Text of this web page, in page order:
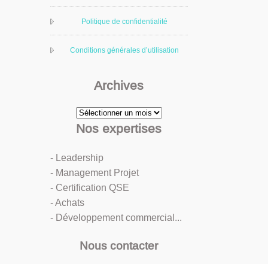
Politique de confidentialité
Conditions générales d’utilisation
Archives
Archives
Nos expertises
- Leadership
- Management Projet
- Certification QSE
- Achats
- Développement commercial...
Nous contacter